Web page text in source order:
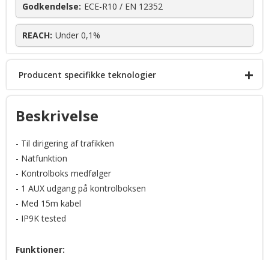
Godkendelse: ECE-R10 / EN 12352
REACH: Under 0,1%
Producent specifikke teknologier +
Beskrivelse
- Til dirigering af trafikken
- Natfunktion
- Kontrolboks medfølger
- 1 AUX udgang på kontrolboksen
- Med 15m kabel
- IP9K tested
Funktioner: